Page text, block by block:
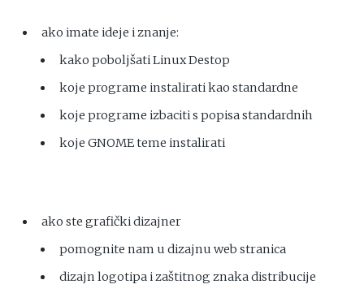
ako imate ideje i znanje:
kako poboljšati Linux Destop
koje programe instalirati kao standardne
koje programe izbaciti s popisa standardnih
koje GNOME teme instalirati
ako ste grafički dizajner
pomognite nam u dizajnu web stranica
dizajn logotipa i zaštitnog znaka distribucije